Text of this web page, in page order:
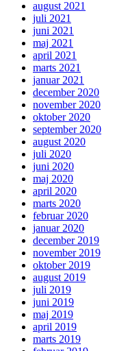
august 2021
juli 2021
juni 2021
maj 2021
april 2021
marts 2021
januar 2021
december 2020
november 2020
oktober 2020
september 2020
august 2020
juli 2020
juni 2020
maj 2020
april 2020
marts 2020
februar 2020
januar 2020
december 2019
november 2019
oktober 2019
august 2019
juli 2019
juni 2019
maj 2019
april 2019
marts 2019